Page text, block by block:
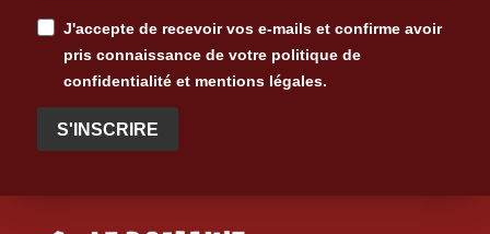
J'accepte de recevoir vos e-mails et confirme avoir
pris connaissance de votre politique de
confidentialité et mentions légales.
S'INSCRIRE